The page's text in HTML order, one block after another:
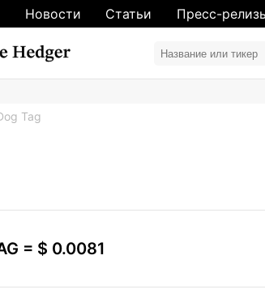
Новости Статьи Пресс-
Tag
= $ 0.0081